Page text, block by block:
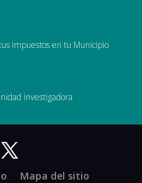
impuestos en tu Municipio
investigadora
Mapa del sitio